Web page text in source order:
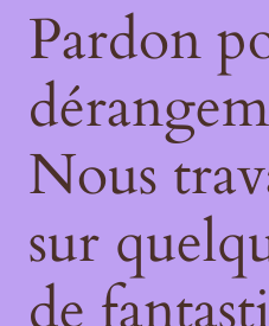
Pardon
Nous
sur
de